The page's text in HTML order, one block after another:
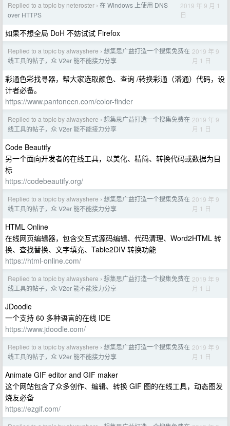
Replied to a topic by neteroster › 在 Windows 上使用 DNS
over HTTPS
2019 年 9 月 1
日
如果不想全局 DoH 不妨试试 Firefox
Replied to a topic by alwayshere › 想集思广益打造一个搜集免费在
线工具的帖子，众 V2er 能不能接力分享
2019 年 9
月 1 日
彩通色彩找寻器，帮大家选取颜色、查询 /转换彩通（潘通）代码，设
计者必备。
https://www.pantonecn.com/color-finder
Replied to a topic by alwayshere › 想集思广益打造一个搜集免费在
线工具的帖子，众 V2er 能不能接力分享
2019 年 9
月 1 日
Code Beautify
另一个面向开发者的在线工具，以美化、精简、转换代码或数据为目
标
https://codebeautify.org/
Replied to a topic by alwayshere › 想集思广益打造一个搜集免费在
线工具的帖子，众 V2er 能不能接力分享
2019 年 9
月 1 日
HTML Online
在线网页编辑器，包含交互式源码编辑、代码清理、Word2HTML 转
换、查找替换、文字填充、Table2DIV 转换功能
https://html-online.com/
Replied to a topic by alwayshere › 想集思广益打造一个搜集免费在
线工具的帖子，众 V2er 能不能接力分享
2019 年 9
月 1 日
JDoodle
一个支持 60 多种语言的在线 IDE
https://www.jdoodle.com/
Replied to a topic by alwayshere › 想集思广益打造一个搜集免费在
线工具的帖子，众 V2er 能不能接力分享
2019 年 9
月 1 日
Animate GIF editor and GIF maker
这个网站包含了众多创作、编辑、转换 GIF 图的在线工具，动态图发
烧友必备
https://ezgif.com/